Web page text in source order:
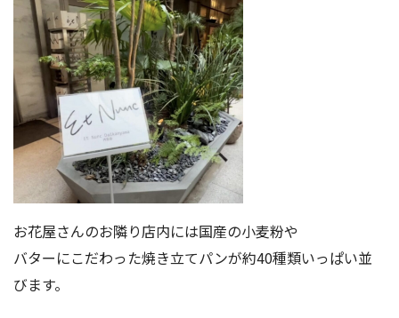
お花屋さんのお隣り店内には国産の小麦粉や
バターにこだわった焼き立てパンが約40種類いっぱい並
びます。